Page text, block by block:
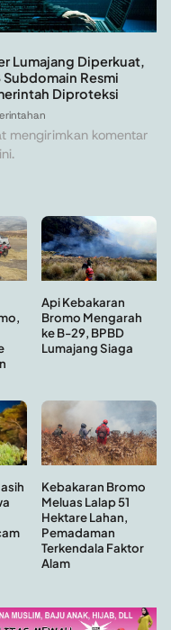
Lumajang Diperkuat,
Subdomain Resmi
Diproteksi
mengirimkan komentar
Api Kebakaran
Bromo Mengarah
ke B-29, BPBD
Lumajang Siaga
Kebakaran Bromo
Meluas Lalap 51
Hektare Lahan,
Pemadaman
Terkendala Faktor
Alam